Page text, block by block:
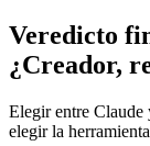
Veredicto
¿Creador,
Elegir entre Claude
elegir la